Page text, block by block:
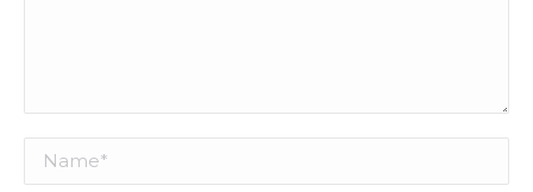
Name *